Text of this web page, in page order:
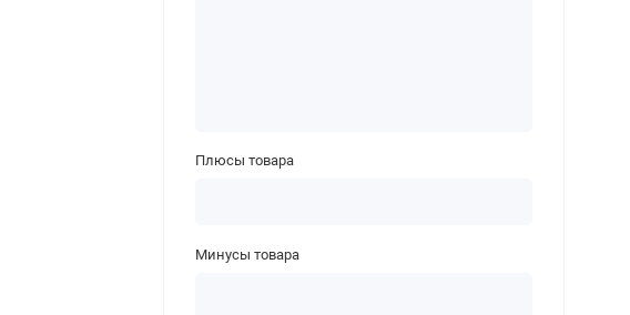
Плюсы товара
Минусы товара